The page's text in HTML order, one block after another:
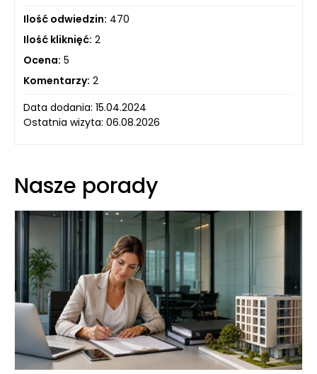
Ilość odwiedzin: 470
Ilość kliknięć: 2
Ocena: 5
Komentarzy: 2
Data dodania: 15.04.2024
Ostatnia wizyta: 06.08.2026
Nasze porady